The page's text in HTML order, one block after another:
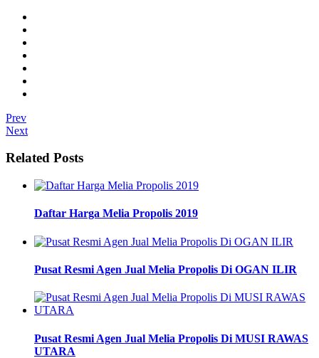
Prev
Next
Related Posts
Daftar Harga Melia Propolis 2019
Pusat Resmi Agen Jual Melia Propolis Di OGAN ILIR
Pusat Resmi Agen Jual Melia Propolis Di MUSI RAWAS
UTARA